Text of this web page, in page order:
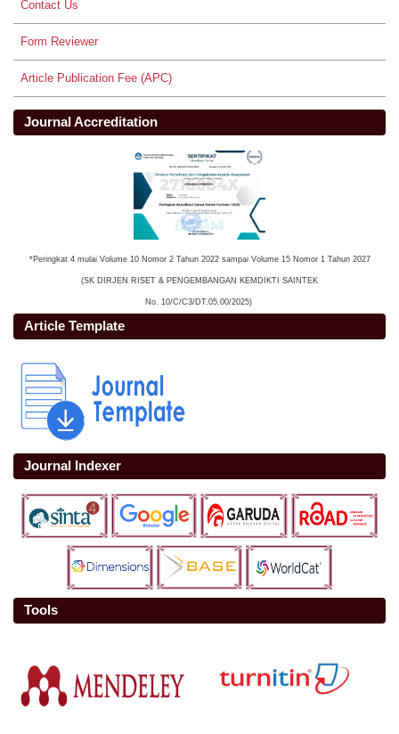
Contact Us
Form Reviewer
Article Publication Fee (APC)
Journal Accreditation
*Peringkat 4 mulai Volume 10 Nomor 2 Tahun 2022 sampai Volume 15 Nomor 1 Tahun 2027
(SK DIRJEN RISET & PENGEMBANGAN KEMDIKTI SAINTEK
No. 10/C/C3/DT.05.00/2025)
Article Template
Journal Indexer
Tools